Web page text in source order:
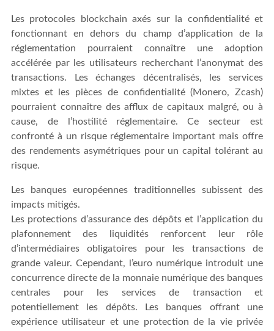
Les protocoles blockchain axés sur la confidentialité et
fonctionnant en dehors du champ d’application de la
réglementation pourraient connaître une adoption
accélérée par les utilisateurs recherchant l’anonymat des
transactions. Les échanges décentralisés, les services
mixtes et les pièces de confidentialité (Monero, Zcash)
pourraient connaître des afflux de capitaux malgré, ou à
cause, de l’hostilité réglementaire. Ce secteur est
confronté à un risque réglementaire important mais offre
des rendements asymétriques pour un capital tolérant au
risque.
Les banques européennes traditionnelles subissent des
impacts mitigés.
Les protections d’assurance des dépôts et l’application du
plafonnement des liquidités renforcent leur rôle
d’intermédiaires obligatoires pour les transactions de
grande valeur. Cependant, l’euro numérique introduit une
concurrence directe de la monnaie numérique des banques
centrales pour les services de transaction et
potentiellement les dépôts. Les banques offrant une
expérience utilisateur et une protection de la vie privée